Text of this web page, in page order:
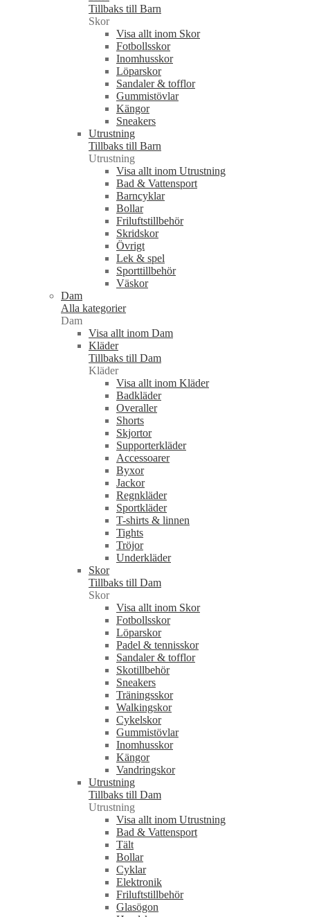
Tillbaks till Barn
Skor
Visa allt inom Skor
Fotbollsskor
Inomhusskor
Löparskor
Sandaler & tofflor
Gummistövlar
Kängor
Sneakers
Utrustning
Tillbaks till Barn
Utrustning
Visa allt inom Utrustning
Bad & Vattensport
Barncyklar
Bollar
Friluftstillbehör
Skridskor
Övrigt
Lek & spel
Sporttillbehör
Väskor
Dam
Alla kategorier
Dam
Visa allt inom Dam
Kläder
Tillbaks till Dam
Kläder
Visa allt inom Kläder
Badkläder
Overaller
Shorts
Skjortor
Supporterkläder
Accessoarer
Byxor
Jackor
Regnkläder
Sportkläder
T-shirts & linnen
Tights
Tröjor
Underkläder
Skor
Tillbaks till Dam
Skor
Visa allt inom Skor
Fotbollsskor
Löparskor
Padel & tennisskor
Sandaler & tofflor
Skotillbehör
Sneakers
Träningsskor
Walkingskor
Cykelskor
Gummistövlar
Inomhusskor
Kängor
Vandringskor
Utrustning
Tillbaks till Dam
Utrustning
Visa allt inom Utrustning
Bad & Vattensport
Tält
Bollar
Cyklar
Elektronik
Friluftstillbehör
Glasögon